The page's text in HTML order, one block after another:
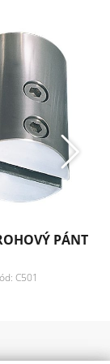
PÁNT
C501